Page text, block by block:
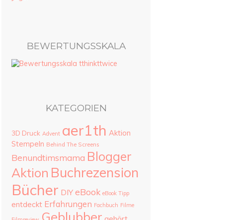
BEWERTUNGSSKALA
KATEGORIEN
3D Druck Advent aer1th Aktion
Stempeln Behind The Screens
Benundtimsmama Blogger
Aktion Buchrezension
Bücher DIY eBook eBook Tipp
entdeckt Erfahrungen Fachbuch Filme
Geblubber